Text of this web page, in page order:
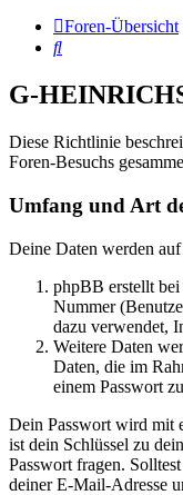
Foren-Übersicht
Suche
G-
Diese Richtlinie
Foren-Besuchs
Umfang und Art
Deine Daten werden
phpBB erstellt bei
Nummer
dazu verwendet,
Weitere Daten
Daten, die im
einem Passwort
Dein Passwort wird mit
ist dein Schlüssel zu
Passwort fragen.
deiner E-Mail-Adresse